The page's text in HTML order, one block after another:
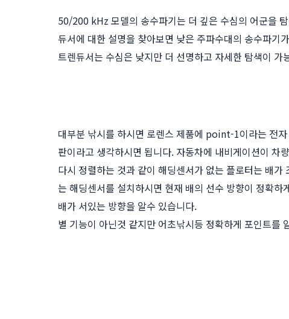
50/200 kHz 모델의 송수파기는 더 깊은 수심의 어군을
듀서에 대한 설명을 찾아보면 낮은 주파수대의 송수파기
트렌듀서는 수심은 낮지만 더 선명하고 자세한 탐색이 가
대부분 낚시를 하시면 로렌스 제품에 point-1이라는 전
판이라고 생각하시면 됩니다. 자동차에 내비게이션이 차
다시 정렬하는 것과 같이 해딩센서가 없는 플로터는 배
는 해딩센서를 설치하시면 현재 배의 선수 방향이 정확
배가 서있는 방향을 알수 있습니다.
별 기능이 아닌것 같지만 어초낚시등 정확하게 포인트를